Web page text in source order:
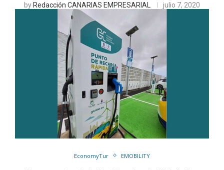
by Redacción CANARIAS EMPRESARIAL julio 7, 2020
EconomyTur EMOBILITY